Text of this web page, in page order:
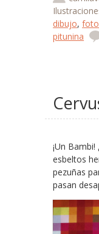
dibujo,
pitunina
¡Un
esbeltos
pezuñas
pasan